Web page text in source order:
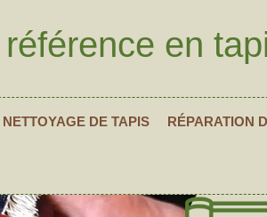
référence en
NETTOYAGE DE TAPIS RÉPARATION